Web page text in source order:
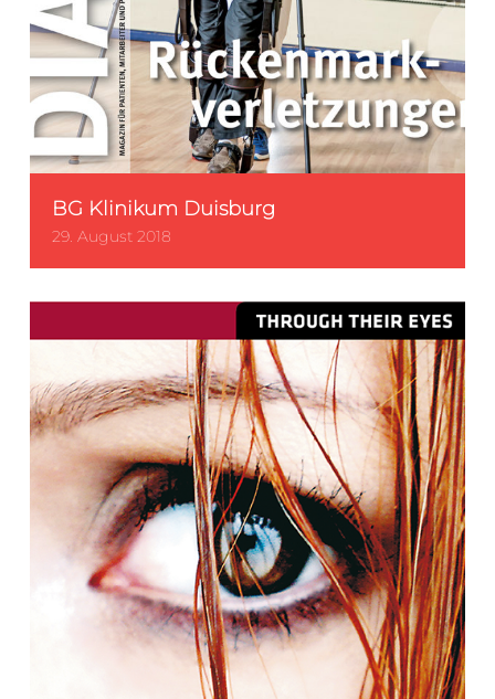
BG Klinikum Duisburg
29. August 2018